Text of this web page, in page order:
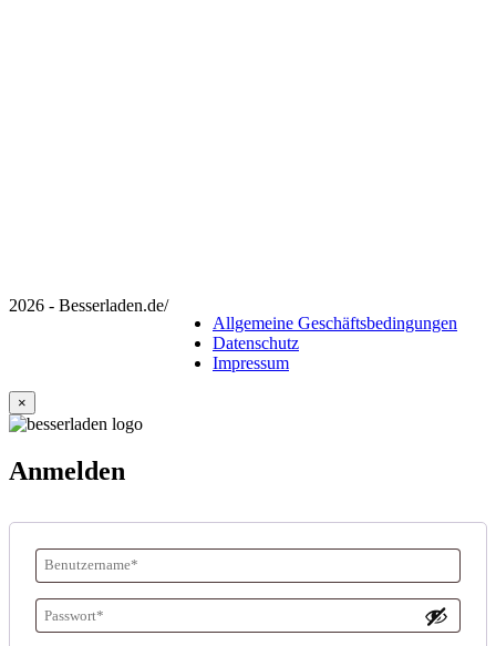
2026 - Besserladen.de/
Allgemeine Geschäftsbedingungen
Datenschutz
Impressum
×
Anmelden
Benutzername
oder
E-
Passwort*